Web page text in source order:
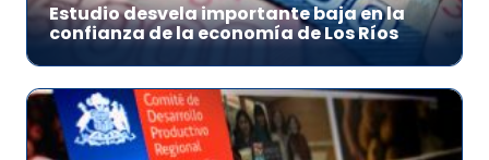
Estudio desvela importante baja en la
confianza de la economía de Los Ríos